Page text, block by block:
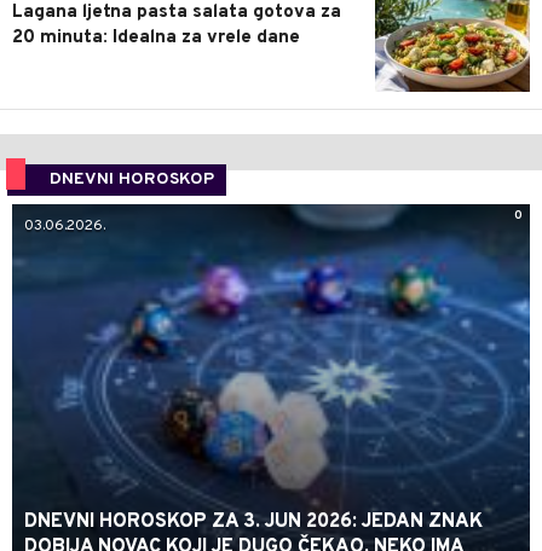
Lagana ljetna pasta salata gotova za
20 minuta: Idealna za vrele dane
DNEVNI HOROSKOP
0
03.06.2026.
DNEVNI HOROSKOP ZA 3. JUN 2026: JEDAN ZNAK